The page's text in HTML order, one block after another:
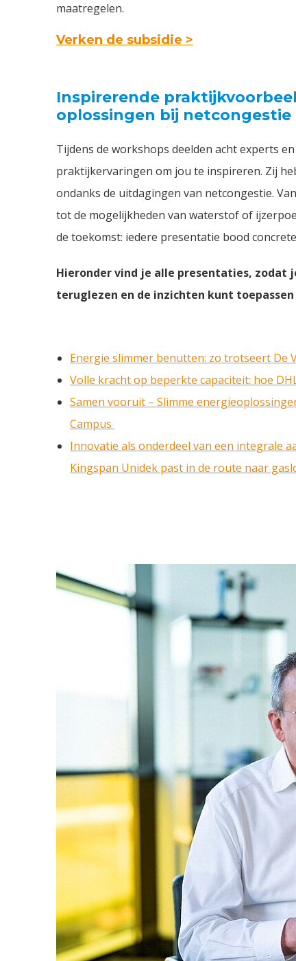
maatregelen.
Verken de subsidie >
Inspirerende
oplossingen bij netcongestie
Tijdens de workshops deelden acht experts
praktijkervaringen om jou te inspireren. Zij
ondanks de uitdagingen van netcongestie.
tot de mogelijkheden van waterstof of
de toekomst: iedere presentatie bood
Hieronder vind je alle presentaties, zodat
teruglezen en de inzichten kunt
Energie slimmer benutten: zo trotseert De
Volle kracht op beperkte capaciteit: hoe
Samen vooruit – Slimme
Campus
Innovatie als onderdeel van een integrale
Kingspan Unidek past in de route naar